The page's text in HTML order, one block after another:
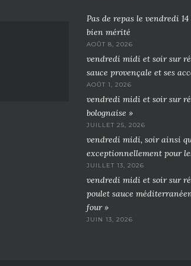
Pas de repas le vendredi
bien mérité
AOÛT 8, 2026
vendredi midi et soir sur
sauce provençale et ses
AOÛT 1, 2026
vendredi midi et soir sur
bolognaise »
JUILLET 25, 2026
vendredi midi, soir ainsi
exceptionnellement pour
JUILLET 13, 2026
vendredi midi et soir sur
poulet sauce
four »
JUIN 13, 2026